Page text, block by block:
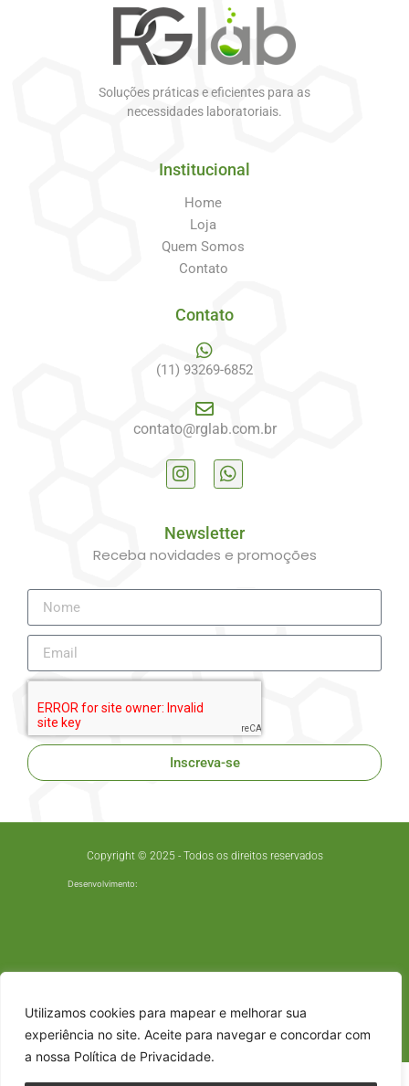
Utilizamos cookies para mapear e melhorar sua
experiência no site. Aceite para navegar e concordar com
a nossa Política de Privacidade.
Soluções práticas e eficientes para as
necessidades laboratoriais.
Institucional
Home
Loja
Quem Somos
Contato
Contato
(11) 93269-6852
contato@rglab.com.br
Newsletter
Receba novidades e promoções
Inscreva-se
Copyright © 2025 - Todos os direitos reservados
Desenvolvimento: